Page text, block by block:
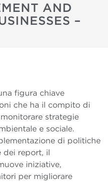
AND
–
figura chiave
che ha il compito di
strategie
e sociale.
di politiche
dei report, il
iniziative,
per migliorare